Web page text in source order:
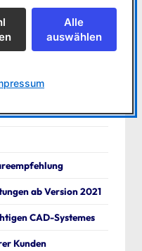
ab Version 2021
CAD-Systemes
Kunden
Alle
auswählen